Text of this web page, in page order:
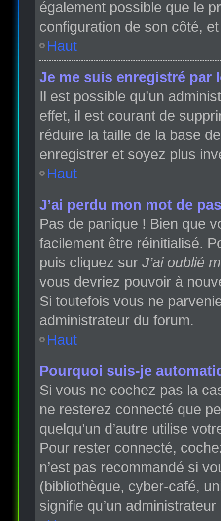
également possible que le
configuration de son côté,
Haut
Je me suis enregistré par
Il est possible qu’un
effet, il est courant de
réduire la taille de la base
enregistrer et soyez plus
Haut
J’ai perdu mon mot de
Pas de panique ! Bien que
facilement être réinitialisé.
puis cliquez sur J’ai oublié
vous devriez pouvoir à
Si toutefois vous ne
administrateur du forum.
Haut
Pourquoi suis-je
Si vous ne cochez pas la
ne resterez connecté que
quelqu’un d’autre utilise
Pour rester connecté,
n’est pas recommandé si
(bibliothèque, cyber-café,
signifie qu’un